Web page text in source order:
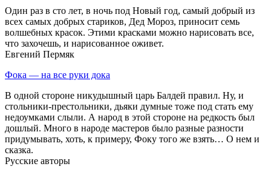
Один раз в сто лет, в ночь под Новый год, самый добрый из
всех самых добрых стариков, Дед Мороз, приносит семь
волшебных красок. Этими красками можно нарисовать все,
что захочешь, и нарисованное оживет.
Евгений Пермяк
Фока — на все руки дока
В одной стороне никудышный царь Балдей правил. Ну, и
стольники-престольники, дьяки думные тоже под стать ему
недоумками слыли. А народ в этой стороне на редкость был
дошлый. Много в народе мастеров было разные разности
придумывать, хоть, к примеру, Фоку того же взять… О нем и
сказка.
Русские авторы